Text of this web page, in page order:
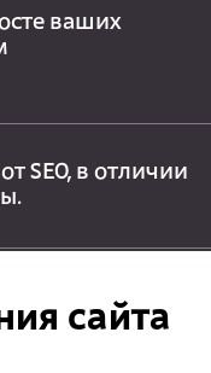
ваших
SEO, в отличии
сайта